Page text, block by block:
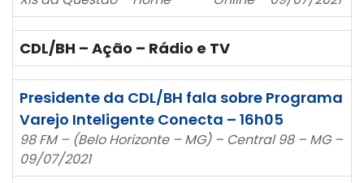
CDL/BH – Ação – Rádio e TV
Presidente da CDL/BH fala sobre Programa
Varejo Inteligente Conecta – 16h05
98 FM – (Belo Horizonte – MG) – Central 98 – MG –
09/07/2021